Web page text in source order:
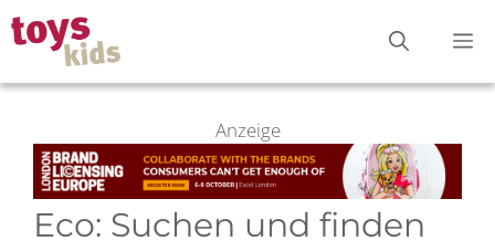
Zum
Inhalt
springen
Anzeige
Eco: Suchen und finden